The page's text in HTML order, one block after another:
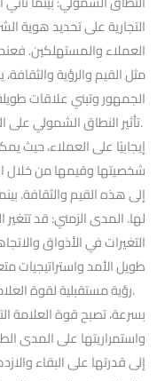
التجارية على تحديد هوية
العملاء والمستهلكين.
مثل القيم والرؤية
الجمهور وتبني علاقات
.تأثير النطاق الشمولي
إيجابيًا على العملاء،
شخصيتها وقيمها من خلال
إلى هذه القيم والثقافة.
لها. المدى الزمني: قد
التغيرات في الأذواق
طويل الأمد واستراتيجيات
.رؤية مستقبلية لقوة
بسرعة، تصبح قوة العلامة
واستمراريتها على المدى
إلى قدرتها على البقاء